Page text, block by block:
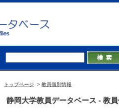
トップページ > 教員個別情報
静岡大学教員データベース - 教
[1]. 放射線専門部
[活動内容]RI・放
[2]. 令和7年度研
- 2026年3月 ) [団
[活動内容]主幹研